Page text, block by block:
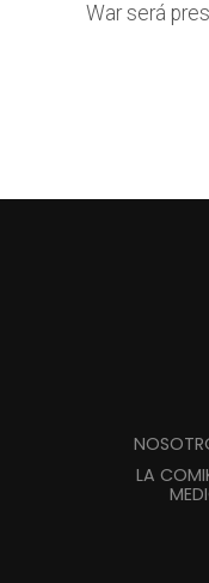
War será
LA